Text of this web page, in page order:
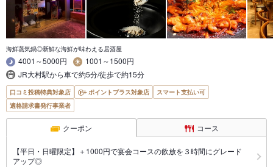
海鮮蒸気鍋◎新鮮な海鮮が味わえる居酒屋
4001～5000円
1001～1500円
JR大村駅から車で約5分/徒歩で約15分
口コミ投稿特典対象店 ポイントプラス対象店
スマート支払い可
適格請求書発行事業者
クーポン コース
【平日・日曜限定】＋1000円で宴会コースの飲放を３時間にグレード
アップ◎